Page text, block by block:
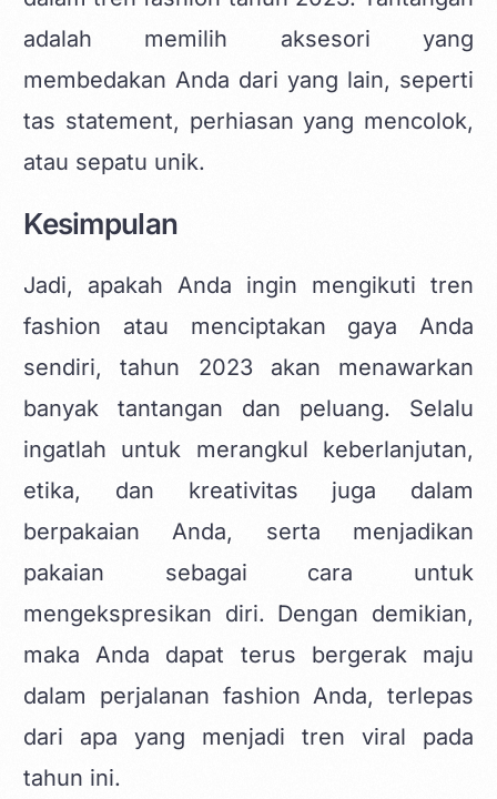
adalah memilih aksesori yang
membedakan Anda dari yang lain, seperti
tas statement, perhiasan yang mencolok,
atau sepatu unik.
Kesimpulan
Jadi, apakah Anda ingin mengikuti tren
fashion atau menciptakan gaya Anda
sendiri, tahun 2023 akan menawarkan
banyak tantangan dan peluang. Selalu
ingatlah untuk merangkul keberlanjutan,
etika, dan kreativitas juga dalam
berpakaian Anda, serta menjadikan
pakaian sebagai cara untuk
mengekspresikan diri. Dengan demikian,
maka Anda dapat terus bergerak maju
dalam perjalanan fashion Anda, terlepas
dari apa yang menjadi tren viral pada
tahun ini.